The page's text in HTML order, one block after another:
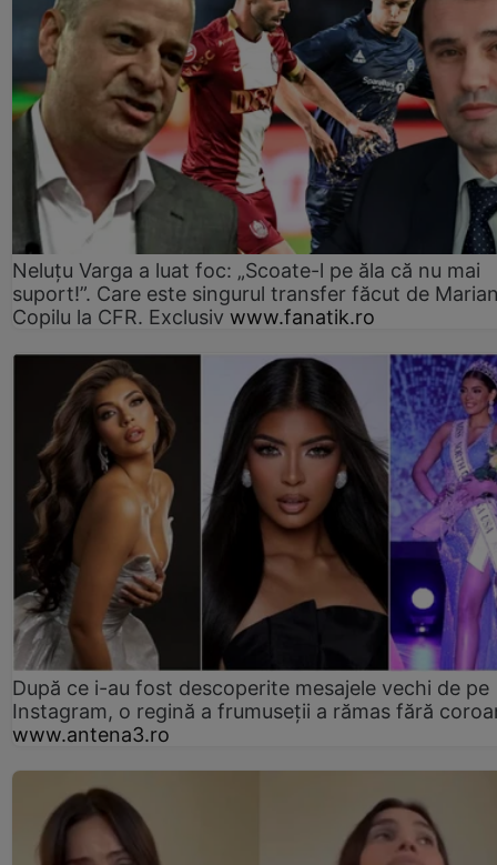
Neluțu Varga a luat foc: „Scoate-l pe ăla că nu mai
suport!”. Care este singurul transfer făcut de
Copilu la CFR. Exclusiv www.fanatik.ro
După ce i-au fost descoperite mesajele vechi de pe
Instagram, o regină a frumuseții a rămas fără
www.antena3.ro